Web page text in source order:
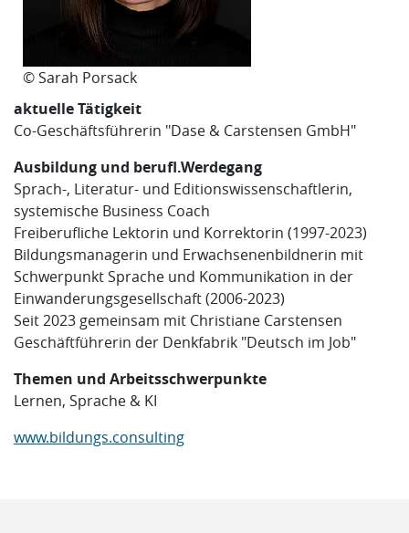
© Sarah Porsack
aktuelle Tätigkeit
Co-Geschäftsführerin "Dase & Carstensen GmbH"
Ausbildung und berufl.Werdegang
Sprach-, Literatur- und Editionswissenschaftlerin,
systemische Business Coach
Freiberufliche Lektorin und Korrektorin (1997-2023)
Bildungsmanagerin und Erwachsenenbildnerin mit
Schwerpunkt Sprache und Kommunikation in der
Einwanderungsgesellschaft (2006-2023)
Seit 2023 gemeinsam mit Christiane Carstensen
Geschäftführerin der Denkfabrik "Deutsch im Job"
Themen und Arbeitsschwerpunkte
Lernen, Sprache & KI
www.bildungs.consulting